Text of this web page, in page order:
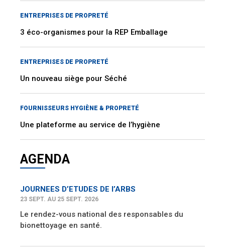
ENTREPRISES DE PROPRETÉ
3 éco-organismes pour la REP Emballage
ENTREPRISES DE PROPRETÉ
Un nouveau siège pour Séché
FOURNISSEURS HYGIÈNE & PROPRETÉ
Une plateforme au service de l’hygiène
AGENDA
JOURNEES D’ETUDES DE l’ARBS
23 SEPT. AU 25 SEPT. 2026
Le rendez-vous national des responsables du
bionettoyage en santé.